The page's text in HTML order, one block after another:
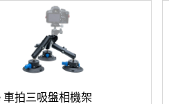
車拍三吸盤相機架